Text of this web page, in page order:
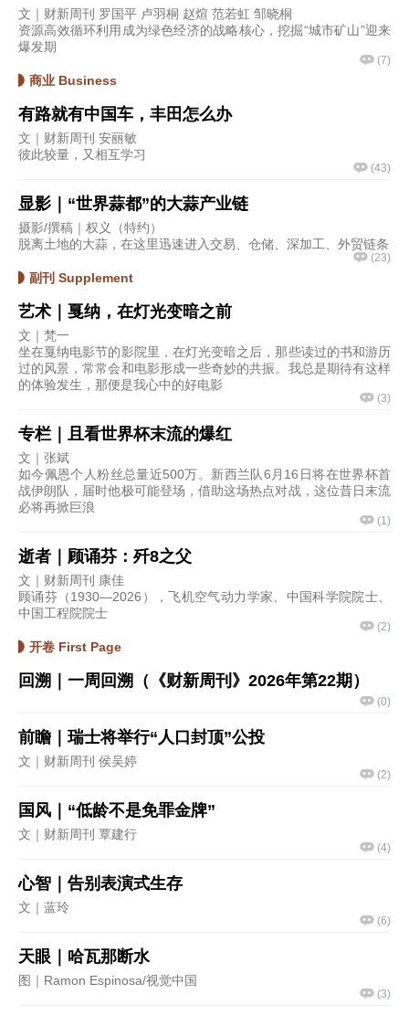
文｜财新周刊 罗国平 卢羽桐 赵煊 范若虹 邹晓桐
资源高效循环利用成为绿色经济的战略核心，挖掘“城市矿山”迎来
爆发期
(7)
商业 Business
有路就有中国车，丰田怎么办
文｜财新周刊 安丽敏
彼此较量，又相互学习
(43)
显影｜“世界蒜都”的大蒜产业链
摄影/撰稿｜权义（特约）
脱离土地的大蒜，在这里迅速进入交易、仓储、深加工、外贸链条
(23)
副刊 Supplement
艺术｜戛纳，在灯光变暗之前
文｜梵一
坐在戛纳电影节的影院里，在灯光变暗之后，那些读过的书和游历
过的风景，常常会和电影形成一些奇妙的共振。我总是期待有这样
的体验发生，那便是我心中的好电影
(3)
专栏｜且看世界杯末流的爆红
文｜张斌
如今佩恩个人粉丝总量近500万。新西兰队6月16日将在世界杯首
战伊朗队，届时他极可能登场，借助这场热点对战，这位昔日末流
必将再掀巨浪
(1)
逝者｜顾诵芬：歼8之父
文｜财新周刊 康佳
顾诵芬（1930—2026），飞机空气动力学家、中国科学院院士、
中国工程院院士
(2)
开卷 First Page
回溯｜一周回溯（《财新周刊》2026年第22期）
(0)
前瞻｜瑞士将举行“人口封顶”公投
文｜财新周刊 侯吴婷
(2)
国风｜“低龄不是免罪金牌”
文｜财新周刊 覃建行
(4)
心智｜告别表演式生存
文｜蓝玲
(6)
天眼｜哈瓦那断水
图｜Ramon Espinosa/视觉中国
(3)